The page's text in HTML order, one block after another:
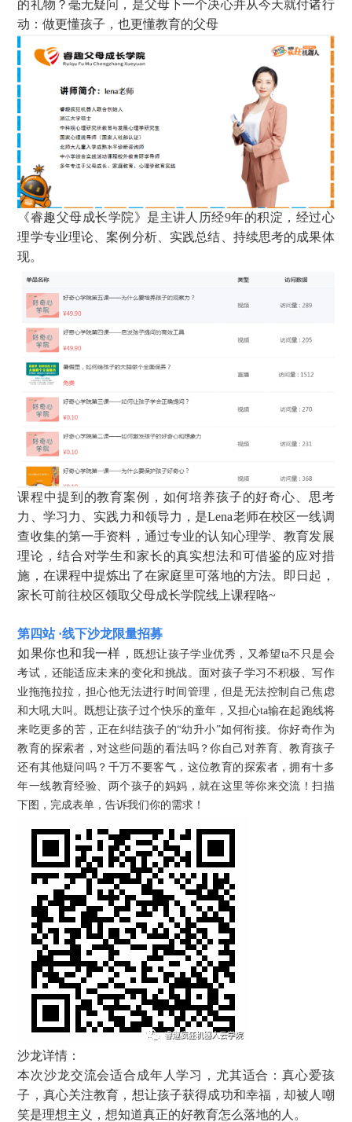
的礼物？毫无疑问，是父母下一个决心并从今天就付诸行
动：做更懂孩子，也更懂教育的父母
《睿趣父母成长学院》是主讲人历经9年的积淀，经过心
理学专业理论、案例分析、实践总结、持续思考的成果体
现。
课程中提到的教育案例，如何培养孩子的好奇心、思考
力、学习力、实践力和领导力，是Lena老师在校区一线调
查收集的第一手资料，通过专业的认知心理学、教育发展
理论，结合对学生和家长的真实想法和可借鉴的应对措
施，在课程中提炼出了在家庭里可落地的方法。即日起，
家长可前往校区领取父母成长学院线上课程咯~
第四站 ·线下沙龙限量招募
如果你也和我一样， 既想让孩子学业优秀，又希望ta不只是会
考试，还能适应未来的变化和挑战。面对孩子学习不积极、写作
业拖拖拉拉，担心他无法进行时间管理，但是无法控制自己焦虑
和大吼大叫。既想让孩子过个快乐的童年，又担心ta输在起跑线将
来吃更多的苦，正在纠结孩子的“幼升小”如何衔接。你好奇作为
教育的探索者，对这些问题的看法吗？你自己对养育、教育孩子
还有其他疑问吗？千万不要客气，这位教育的探索者，拥有十多
年一线教育经验、两个孩子的妈妈，就在这里等你来交流！扫描
下图，完成表单，告诉我们你的需求！
沙龙详情：
本次沙龙交流会适合成年人学习，尤其适合：真心爱孩
子，真心关注教育，想让孩子获得成功和幸福，却被人嘲
笑是理想主义，想知道真正的好教育怎么落地的人。